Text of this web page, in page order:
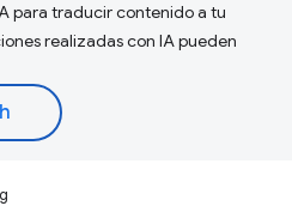
para traducir contenido a tu
realizadas con IA pueden